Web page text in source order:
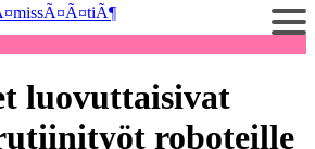
luovuttaisivat
roboteille